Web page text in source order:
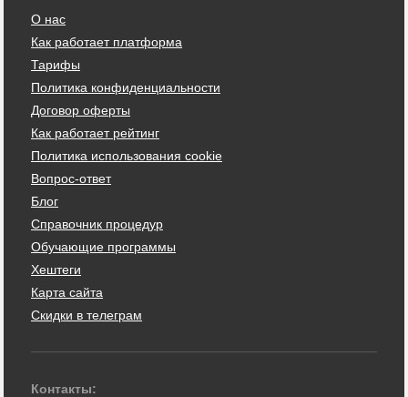
О нас
Как работает платформа
Тарифы
Политика конфиденциальности
Договор оферты
Как работает рейтинг
Политика использования cookie
Вопрос-ответ
Блог
Справочник процедур
Обучающие программы
Хештеги
Карта сайта
Скидки в телеграм
Контакты: